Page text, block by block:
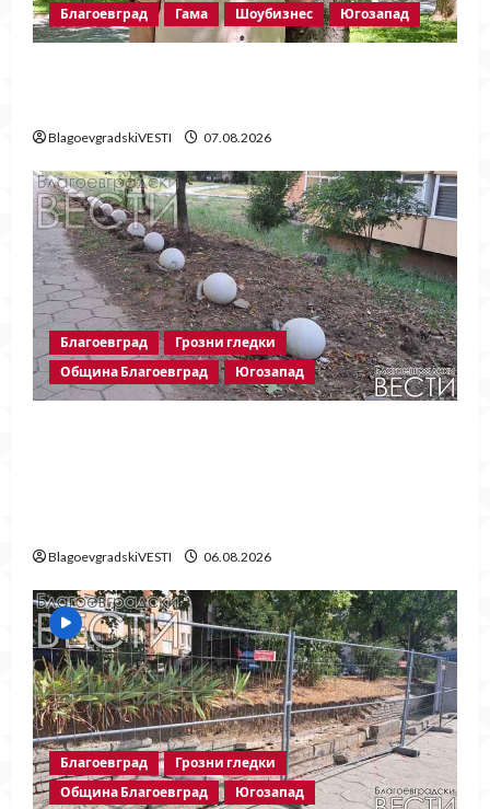
Благоевград Гама Шоубизнес Югозапад
BlagoevgradskiVESTI 07.08.2026
Благоевград
Грозни гледки
Община Благоевград
Югозапад
BlagoevgradskiVESTI 06.08.2026
Благоевград
Грозни гледки
Община Благоевград
Югозапад